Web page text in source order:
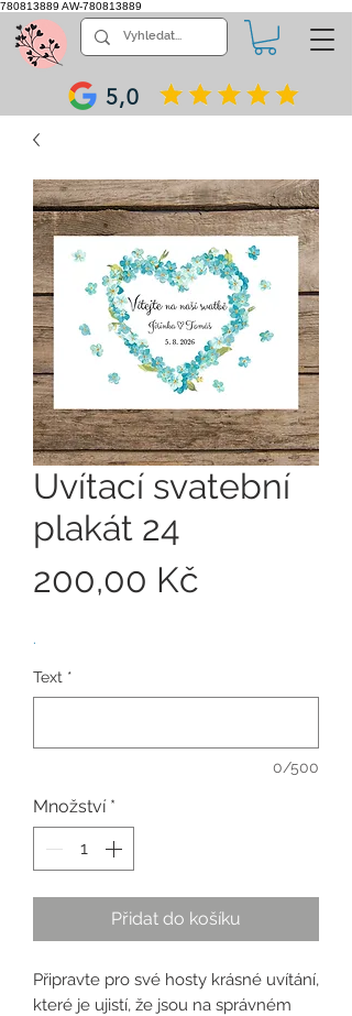
780813889 AW-780813889
5,0
Uvítací svatební
plakát 24
200,00 Kč
.
Text *
0/500
Množství *
Přidat do košíku
Připravte pro své hosty krásné uvítání,
které je ujistí, že jsou na správném